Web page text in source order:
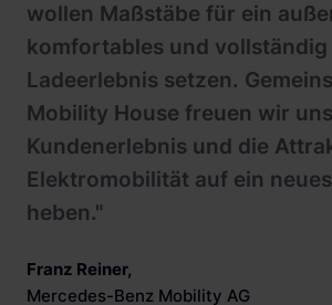
wollen Maßstäbe für ein
komfortables und
Ladeerlebnis setzen.
Mobility House freuen wir
Kundenerlebnis und die
Elektromobilität auf ein
heben."
Franz Reiner,
Mercedes-Benz Mobility AG